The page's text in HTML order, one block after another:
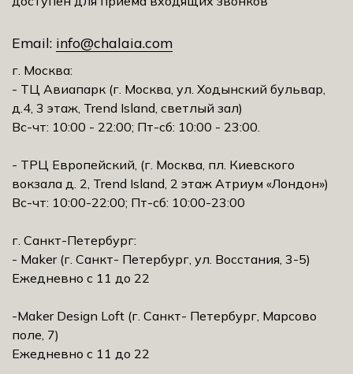
Email: info@chalaia.com
г. Москва:
- ТЦ Авиапарк (г. Москва, ул. Ходынский бульвар,
д.4, 3 этаж, Trеnd Island, светлый зал)
Вс-чт: 10:00 - 22:00; Пт-сб: 10:00 - 23:00.
- ТРЦ Европейский, (г. Москва, пл. Киевского
вокзала д. 2, Trеnd Island, 2 этаж Атриум «Лондон»)
Вс-чт: 10:00-22:00; Пт-сб: 10:00-23:00
г. Санкт-Петербург:
- Maker (г. Санкт- Петербург, ул. Восстания, 3-5)
Ежедневно с 11 до 22
-Maker Design Loft (г. Санкт- Петербург, Марсово
поле, 7)
Ежедневно с 11 до 22